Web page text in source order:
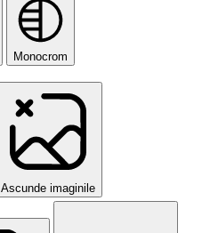
Monocrom
Ascunde imaginile